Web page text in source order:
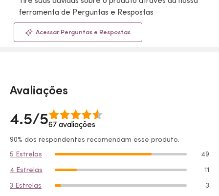
ferramenta de Perguntas e Respostas
Acessar Perguntas e Respostas
Avaliações
4.5/567 avaliações
90% dos respondentes recomendam esse produto.
5 Estrelas
49
4 Estrelas
11
3 Estrelas
3